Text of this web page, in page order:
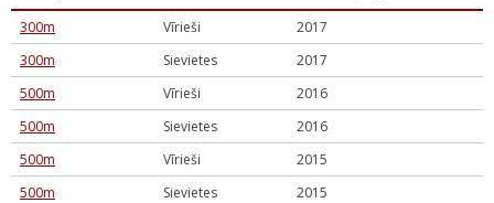
300m Vīrieši
2017
300m
Sievietes
2017
500m
Vīrieši
2016
500m
Sievietes
2016
500m
Vīrieši
2015
500m
Sievietes
2015